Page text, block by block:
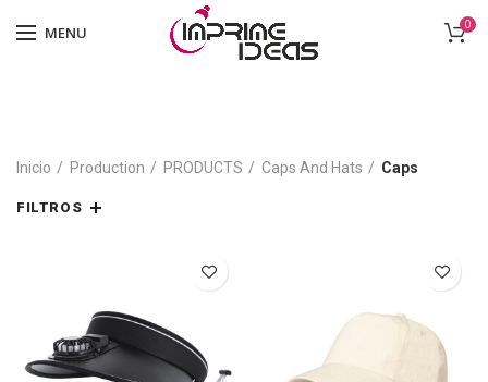
MENU 0
Inicio Production PRODUCTS Caps And Hats Caps
FILTROS